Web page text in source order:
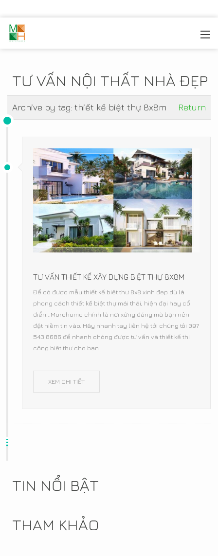
TƯ VẤN NỘI THẤT NHÀ ĐẸP
Archive by tag: thiết kế biệt thự 8x8m Return
TƯ VẤN THIẾT KẾ XÂY DỰNG BIỆT THỰ 8X8M
Để có được mẫu thiết kế biệt thự 8x8 xinh đẹp dù là
phong cách thiết kế biệt thự mái thái, hiện đại hay cổ
điển...Morehome chính là nơi xứng đáng mà bạn nên
đặt niềm tin vào. Hãy nhanh tay liên hệ tới chúng tôi 097
543 8686 để nhanh chóng được tư vấn và thiết kế thi
công biệt thự cho bạn.
XEM CHI TIẾT
TIN NỔI BẬT
THAM KHẢO